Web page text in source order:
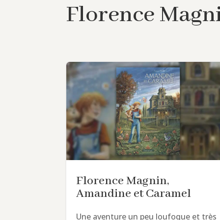
Florence
Florence Magnin,
Amandine et Caramel
Une aventure un peu loufoque et très